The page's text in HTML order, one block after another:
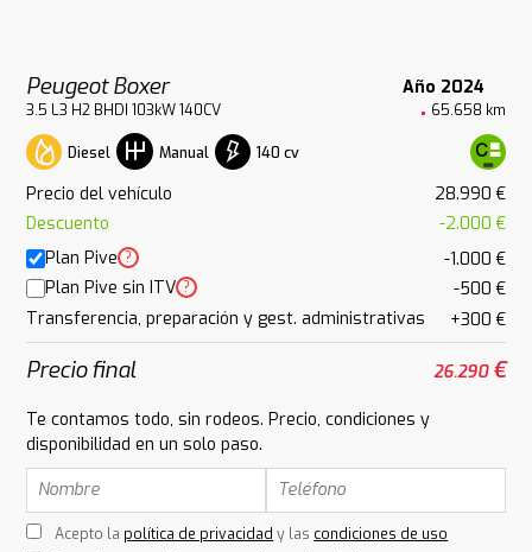
Peugeot Boxer Año 2024
3.5 L3 H2 BHDI 103kW 140CV 65.658 km
Diesel Manual 140 cv
Precio del vehículo
28.990 €
Descuento
-2.000 €
Plan Pive ?
-1.000 €
Plan Pive sin ITV ?
-500 €
Transferencia, preparación y gest. administrativas
+300 €
Precio final 26.290€
Te contamos todo, sin rodeos. Precio, condiciones y
disponibilidad en un solo paso.
Acepto la política de privacidad y las condiciones de uso